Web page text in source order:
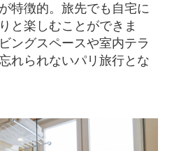
特徴的。旅先でも自宅に
と楽しむことができま
ングスペースや室内テラ
れられないパリ旅行とな